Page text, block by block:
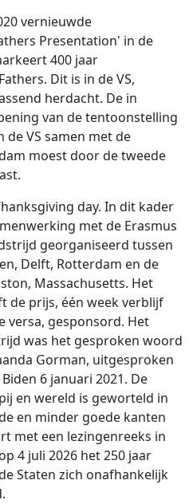
vernieuwde
Presentation' in de
400 jaar
Dit is in de VS,
herdacht. De in
van de tentoonstelling
de VS samen met de
moest door de tweede
day. In dit kader
met de Erasmus
georganiseerd tussen
Delft, Rotterdam en de
Massachusetts. Het
de prijs, één week verblijf
versa, gesponsord. Het
was het gesproken woord
Gorman, uitgesproken
6 januari 2021. De
en wereld is geworteld in
en minder goede kanten
met een lezingenreeks in
4 juli 2026 het 250 jaar
Staten zich onafhankelijk